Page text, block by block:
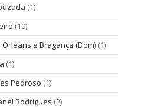
(1)
(10)
e Bragança (Dom) (1)
(1)
Pedroso (1)
Rodrigues (2)